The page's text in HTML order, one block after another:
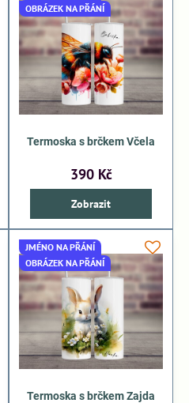
OBRÁZEK NA PŘÁNÍ
Termoska s brčkem Včela
390 Kč
Zobrazit
JMÉNO NA PŘÁNÍ
OBRÁZEK NA PŘÁNÍ
Termoska s brčkem Zajda